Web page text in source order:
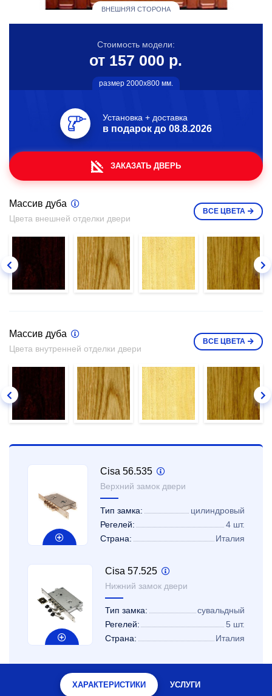
ВНЕШНЯЯ СТОРОНА
Стоимость модели:
от 157 000 р.
размер 2000х800 мм.
Установка + доставка
в подарок до 08.8.2026
ЗАКАЗАТЬ ДВЕРЬ
Массив дуба
Цвета внешней отделки двери
ВСЕ ЦВЕТА
Массив дуба
Цвета внутренней отделки двери
ВСЕ ЦВЕТА
Cisa 56.535
Верхний замок двери
Тип замка:
цилиндровый
Регелей:
4 шт.
Страна:
Италия
Cisa 57.525
Нижний замок двери
Тип замка:
сувальдный
Регелей:
5 шт.
Страна:
Италия
ХАРАКТЕРИСТИКИ УСЛУГИ